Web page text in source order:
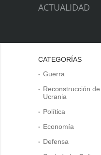
ACTUALIDAD
CATEGORÍAS
Guerra
Reconstrucción de
Ucrania
Política
Economía
Defensa